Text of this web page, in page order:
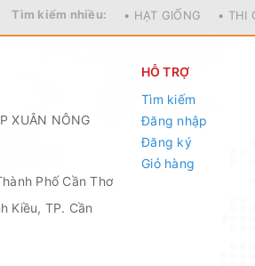
Tìm kiếm nhiều: • HẠT GIỐNG • THI
XUÂN NÔNG
Phố Cần Thơ
Kiều, TP. Cần
HỖ TRỢ
Tìm kiếm
Đăng nhập
Đăng ký
Giỏ hàng